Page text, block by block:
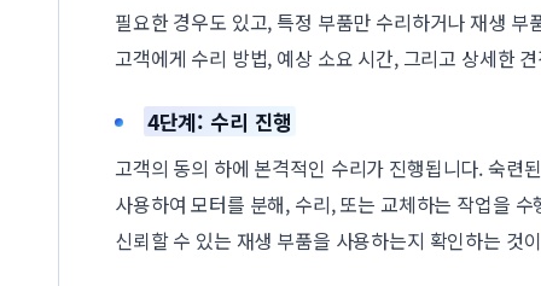
필요한 경우도 있고, 특정 부품만 수리하거나 재생 부
고객에게 수리 방법, 예상 소요 시간, 그리고 상세한
4단계: 수리 진행
고객의 동의 하에 본격적인 수리가 진행됩니다. 숙련
사용하여 모터를 분해, 수리, 또는 교체하는 작업을
신뢰할 수 있는 재생 부품을 사용하는지 확인하는 것